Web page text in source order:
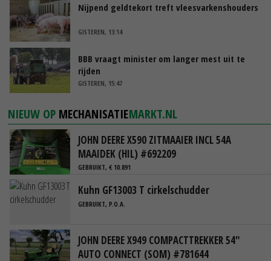
Nijpend geldtekort treft vleesvarkenshouders
GISTEREN, 13:14
BBB vraagt minister om langer mest uit te
rijden
GISTEREN, 15:47
NIEUW OP MECHANISATIEMARKT.NL
JOHN DEERE X590 ZITMAAIER INCL 54A
MAAIDEK (HIL) #692209
GEBRUIKT, € 10.891
Kuhn GF13003 T cirkelschudder
GEBRUIKT, P.O.A.
JOHN DEERE X949 COMPACTTREKKER 54"
AUTO CONNECT (SOM) #781644